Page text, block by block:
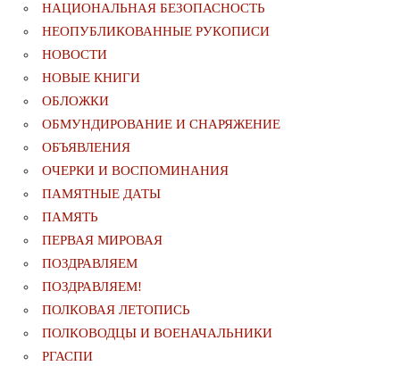
НАЦИОНАЛЬНАЯ БЕЗОПАСНОСТЬ
НЕОПУБЛИКОВАННЫЕ РУКОПИСИ
НОВОСТИ
НОВЫЕ КНИГИ
ОБЛОЖКИ
ОБМУНДИРОВАНИЕ И СНАРЯЖЕНИЕ
ОБЪЯВЛЕНИЯ
ОЧЕРКИ И ВОСПОМИНАНИЯ
ПАМЯТНЫЕ ДАТЫ
ПАМЯТЬ
ПЕРВАЯ МИРОВАЯ
ПОЗДРАВЛЯЕМ
ПОЗДРАВЛЯЕМ!
ПОЛКОВАЯ ЛЕТОПИСЬ
ПОЛКОВОДЦЫ И ВОЕНАЧАЛЬНИКИ
РГАСПИ